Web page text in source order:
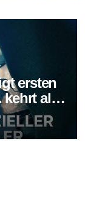
ersten
kehrt als